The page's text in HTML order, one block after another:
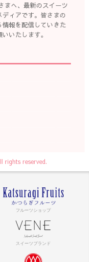
まへ、最新のスイーツ
ィアです。皆さまの
報を配信していきた
いたします。
rights reserved.